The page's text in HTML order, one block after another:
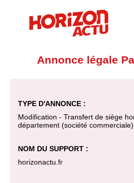
Annonce légale
TYPE D'ANNONCE :
Modification - Transfert de siège
département (société commerciale)
NOM DU SUPPORT :
horizonactu.fr